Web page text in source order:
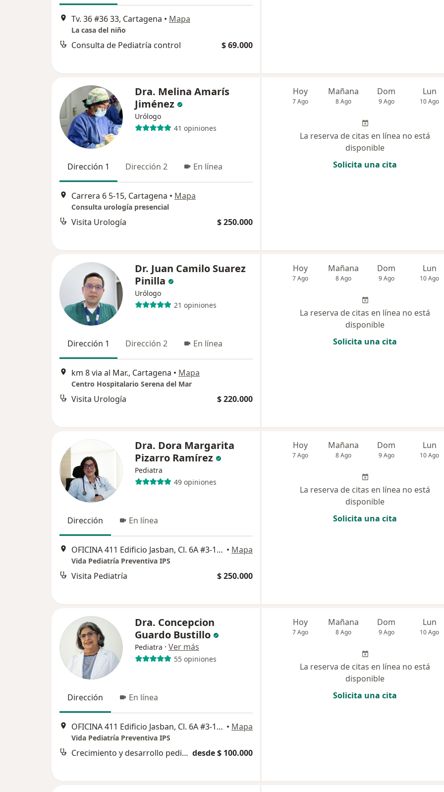
Tv. 36 #36 33, Cartagena • Mapa
La casa del niño
Consulta de Pediatría control $ 69.000
Dra. Melina Amarís
Jiménez
Urólogo
41 opiniones
Dirección 1 Dirección 2 En línea
Carrera 6 5-15, Cartagena • Mapa
Consulta urología presencial
Visita Urología $ 250.000
Hoy
7 Ago
Mañana
8 Ago
Dom
9 Ago
Lun
10 Ago
La reserva de citas en línea no está
disponible
Solicita una cita
Dr. Juan Camilo Suarez
Pinilla
Urólogo
21 opiniones
Dirección 1 Dirección 2 En línea
km 8 via al Mar., Cartagena • Mapa
Centro Hospitalario Serena del Mar
Visita Urología $ 220.000
Hoy
7 Ago
Mañana
8 Ago
Dom
9 Ago
Lun
10 Ago
La reserva de citas en línea no está
disponible
Solicita una cita
Dra. Dora Margarita
Pizarro Ramírez
Pediatra
49 opiniones
Dirección En línea
OFICINA 411 Edificio Jasban, Cl. 6A #3-17, Cartagena • Mapa
Vida Pediatría Preventiva IPS
Visita Pediatría $ 250.000
Hoy
7 Ago
Mañana
8 Ago
Dom
9 Ago
Lun
10 Ago
La reserva de citas en línea no está
disponible
Solicita una cita
Dra. Concepcion
Guardo Bustillo
Pediatra · Ver más
55 opiniones
Dirección En línea
OFICINA 411 Edificio Jasban, Cl. 6A #3-17, Cartagena • Mapa
Vida Pediatría Preventiva IPS
Crecimiento y desarrollo pediátrico desde $ 100.000
Hoy
7 Ago
Mañana
8 Ago
Dom
9 Ago
Lun
10 Ago
La reserva de citas en línea no está
disponible
Solicita una cita